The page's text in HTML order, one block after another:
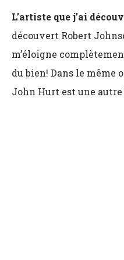
L’artiste que j’ai
découvert Robert
m’éloigne
du bien! Dans le même
John Hurt est une